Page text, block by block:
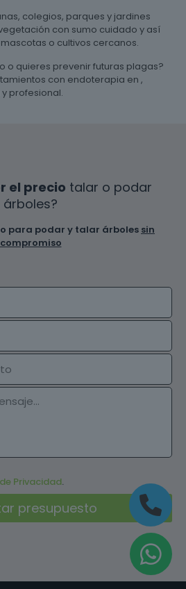
colegios, parques y jardines
con sumo cuidado y así
o cultivos cercanos.
o quieres prevenir futuras plagas?
con endoterapia en ,
profesional.
el precio talar o podar
árboles?
para podar y talar árboles sin
compromiso
Privacidad.